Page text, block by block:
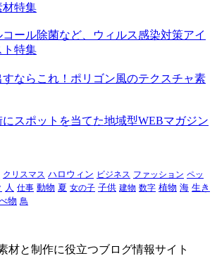
材特集
ール除菌など、ウィルス感染対策アイ
ト特集
ならこれ！ポリゴン風のテクスチャ素
スポットを当てた地域型WEBマガジン
クリスマス ハロウィン ビジネス ファッション ペッ
人 仕事 動物 夏 女の子 子供 建物 数字 植物 海 生き
物 鳥
材と制作に役立つブログ情報サイト